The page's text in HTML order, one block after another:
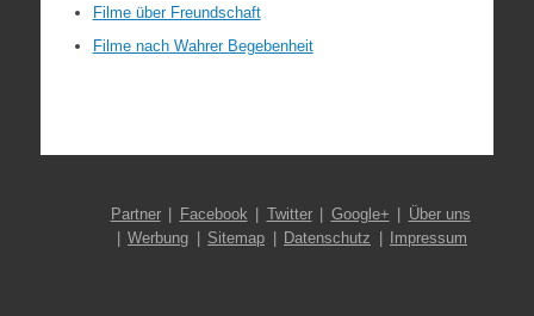
Filme über Freundschaft
Filme nach Wahrer Begebenheit
Partner Facebook Twitter Google+
Über uns
Werbung
Sitemap Datenschutz Impressum